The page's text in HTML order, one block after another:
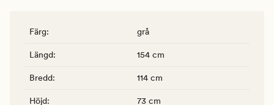
Färg: grå
Längd: 154 cm
Bredd: 114 cm
Höjd: 73 cm